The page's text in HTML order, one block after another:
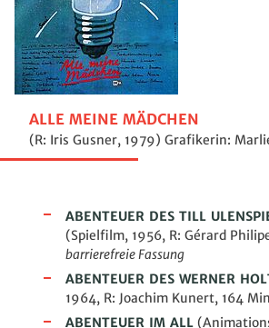
ALLE MEINE MÄDCHEN
(R: Iris Gusner, 1979) Grafikerin:
ABENTEUER DES TILL
(Spielfilm, 1956, R: Gérard
barrierefreie Fassung
ABENTEUER DES WERNER
1964, R: Joachim Kunert, 164
ABENTEUER IM ALL